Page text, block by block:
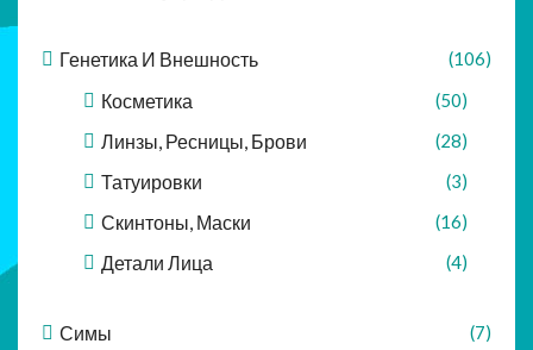
Генетика И Внешность (106)
Косметика (50)
Линзы, Ресницы, Брови (28)
Татуировки (3)
Скинтоны, Маски (16)
Детали Лица (4)
Симы (7)